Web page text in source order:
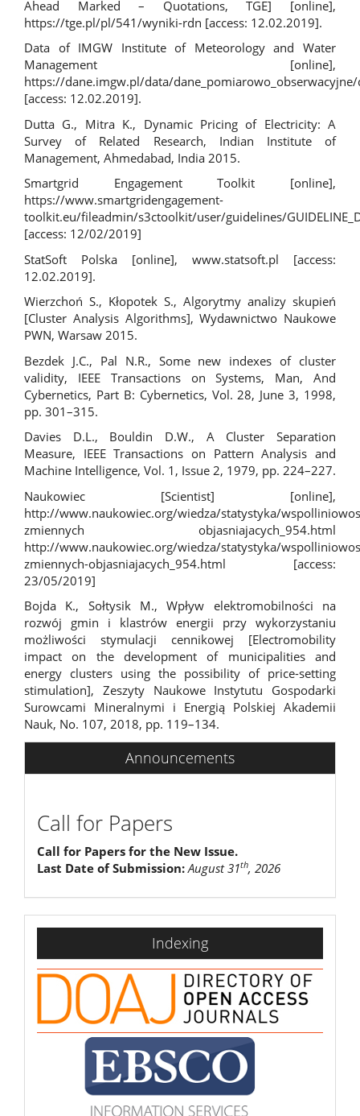
Ahead Marked – Quotations, TGE] [online],
https://tge.pl/pl/541/wyniki-rdn [access: 12.02.2019].
Data of IMGW Institute of Meteorology and Water
Management [online],
https://dane.imgw.pl/data/
[access: 12.02.2019].
Dutta G., Mitra K., Dynamic Pricing of Electricity: A
Survey of Related Research, Indian Institute of
Management, Ahmedabad, India 2015.
Smartgrid Engagement Toolkit [online],
https://www.smartgridengagement-
toolkit.eu/fileadmin/s3ctoolkit/user/guidelines/
[access: 12/02/2019]
StatSoft Polska [online], www.statsoft.pl [access:
12.02.2019].
Wierzchoń S., Kłopotek S., Algorytmy analizy skupień
[Cluster Analysis Algorithms], Wydawnictwo Naukowe
PWN, Warsaw 2015.
Bezdek J.C., Pal N.R., Some new indexes of cluster
validity, IEEE Transactions on Systems, Man, And
Cybernetics, Part B: Cybernetics, Vol. 28, June 3, 1998,
pp. 301–315.
Davies D.L., Bouldin D.W., A Cluster Separation
Measure, IEEE Transactions on Pattern Analysis and
Machine Intelligence, Vol. 1, Issue 2, 1979, pp. 224–227.
Naukowiec [Scientist] [online],
http://www.naukowiec.org/wiedza/statystyka/
zmiennych objasniajacych_954.html
http://www.naukowiec.org/wiedza/statystyka/
zmiennych-objasniajacych_954.html [access:
23/05/2019]
Bojda K., Sołtysik M., Wpływ elektromobilności na
rozwój gmin i klastrów energii przy wykorzystaniu
możliwości stymulacji cennikowej [Electromobility
impact on the development of municipalities and
energy clusters using the possibility of price-setting
stimulation], Zeszyty Naukowe Instytutu Gospodarki
Surowcami Mineralnymi i Energią Polskiej Akademii
Nauk, No. 107, 2018, pp. 119–134.
Announcements
Call for Papers
Call for Papers for the New Issue.
Last Date of Submission: August 31th, 2026
indexing
Indexing